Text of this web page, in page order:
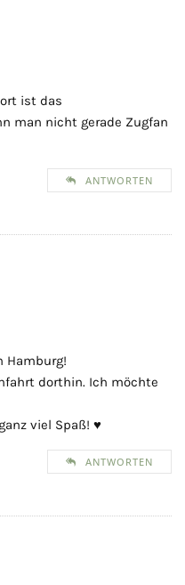
ist das
man nicht gerade Zugfan
ANTWORTEN
Hamburg!
dorthin. Ich möchte
viel Spaß! ♥
ANTWORTEN